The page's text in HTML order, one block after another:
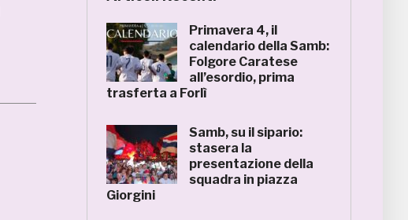
Primavera 4, il
calendario della Samb:
Folgore Caratese
all’esordio, prima
trasferta a Forlì
Samb, su il sipario:
stasera la
presentazione della
squadra in piazza
Giorgini